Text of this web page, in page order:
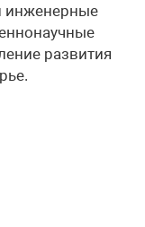
инженерные
развития